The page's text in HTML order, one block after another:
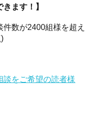
ます！】
数が2400組様を超え
談をご希望の読者様